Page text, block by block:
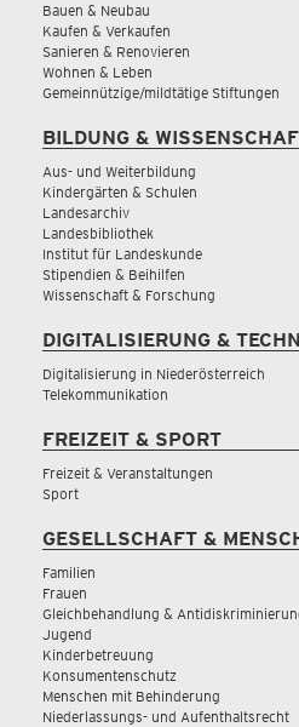
Bauen & Neubau
Kaufen & Verkaufen
Sanieren & Renovieren
Wohnen & Leben
Gemeinnützige/mildtätige Stiftungen
BILDUNG &
Aus- und Weiterbildung
Kindergärten & Schulen
Landesarchiv
Landesbibliothek
Institut für Landeskunde
Stipendien & Beihilfen
Wissenschaft & Forschung
DIGITALISIERUNG &
Digitalisierung in Niederösterreich
Telekommunikation
FREIZEIT & SPORT
Freizeit & Veranstaltungen
Sport
GESELLSCHAFT &
Familien
Frauen
Gleichbehandlung &
Jugend
Kinderbetreuung
Konsumentenschutz
Menschen mit Behinderung
Niederlassungs- und Aufenthaltsrecht